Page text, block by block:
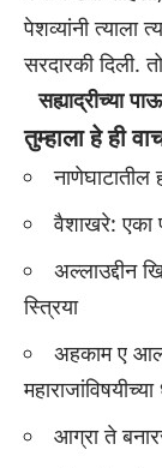
पेशव्यांनी त्याला
सरदारकी दिली.
तुम्हाला हे ही
वैशाखरे: एका
अल्लाउद्दीन
स्त्रिया
अहकाम ए
आग्रा ते